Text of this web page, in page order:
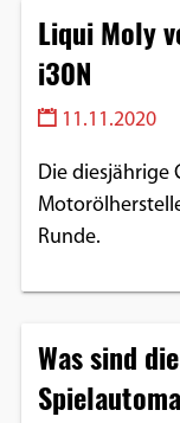
Liqui Moly
i30N
11.11.2020
Die diesjährige
Runde.
Was sind